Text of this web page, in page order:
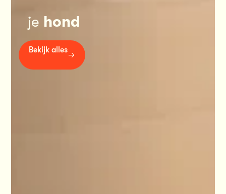
je hond
Bekijk alles